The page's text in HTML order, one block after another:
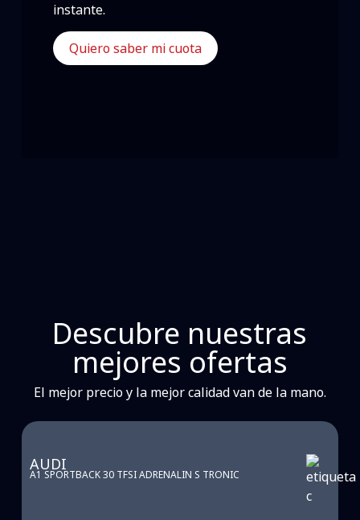
instante.
Quiero saber mi cuota
Descubre nuestras
mejores ofertas
El mejor precio y la mejor calidad van de la mano.
AUDI
A1 SPORTBACK 30 TFSI ADRENALIN S TRONIC